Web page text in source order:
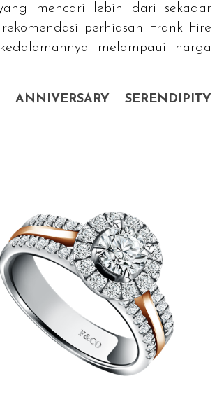
mencari lebih dari sekadar
perhiasan Frank Fire
melampaui harga
SERENDIPITY